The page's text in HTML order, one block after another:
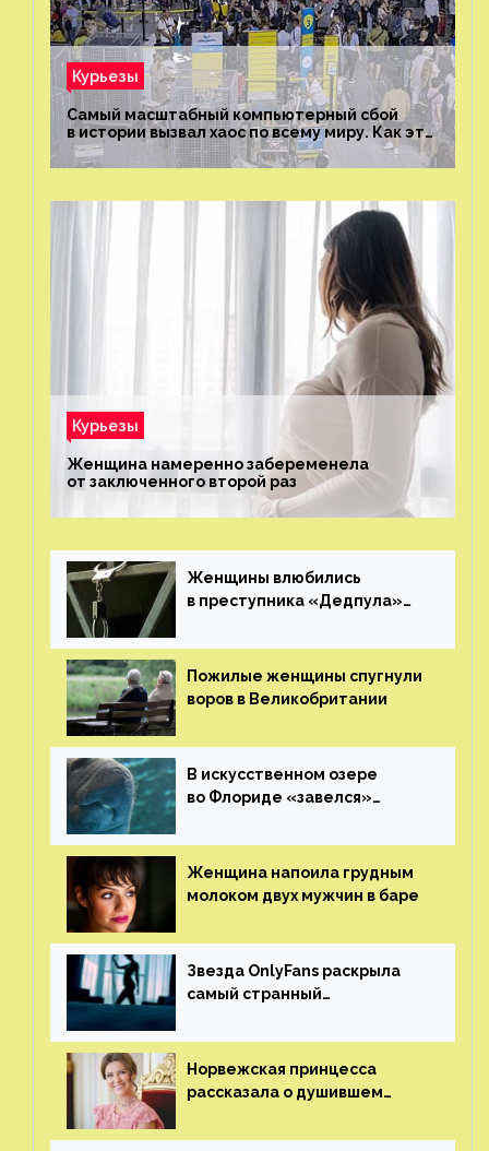
Курьезы
Самый масштабный компьютерный сбой
в истории вызвал хаос по всему миру. Как это
было?
Курьезы
Женщина намеренно забеременела
от заключенного второй раз
Женщины влюбились
в преступника «Дедпула»
ему жизнь
Пожилые женщины спугнули
воров в Великобритании
В искусственном озере
во Флориде «завелся»
Женщина напоила грудным
молоком двух мужчин в баре
Звезда OnlyFans раскрыла
самый странный
от фаната
Норвежская принцесса
рассказала о душившем
генерала